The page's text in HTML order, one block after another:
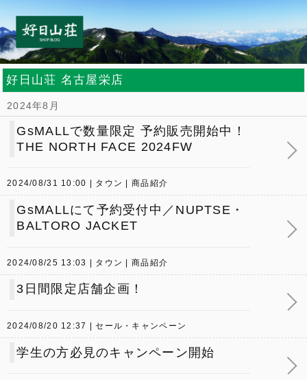
好日山荘 名古屋栄店
2024年8月
GsMALLで数量限定 予約販売開始中！
THE NORTH FACE 2024FW
2024/08/31 10:00 タウン 商品紹介
GsMALLにて予約受付中／NUPTSE・
BALTORO JACKET
2024/08/25 13:03 タウン 商品紹介
3日間限定店舗企画！
2024/08/20 12:37 セール・キャンペーン
学生の方必見のキャンペーン開始